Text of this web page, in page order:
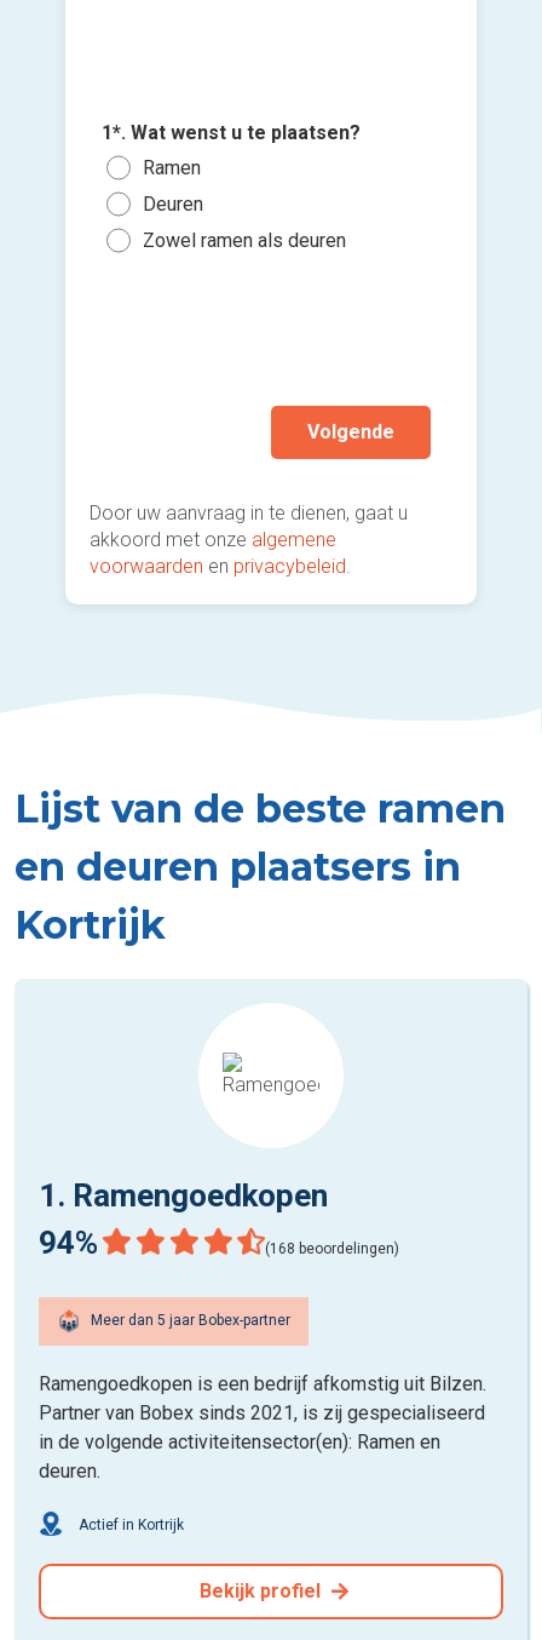
1*. Wat wenst u te plaatsen?
Ramen
Deuren
Zowel ramen als deuren
Volgende
Door uw aanvraag in te dienen, gaat u
akkoord met onze algemene
voorwaarden en privacybeleid
Lijst van de beste ramen
en deuren plaatsers in
Kortrijk
1. Ramengoedkopen
94%
(168 beoordelingen)
Meer dan 5 jaar Bobex-partner
Ramengoedkopen is een bedrijf afkomstig uit Bilzen.
Partner van Bobex sinds 2021, is zij gespecialiseerd
in de volgende activiteitensector(en): Ramen en
deuren.
Actief in Kortrijk
Bekijk profiel